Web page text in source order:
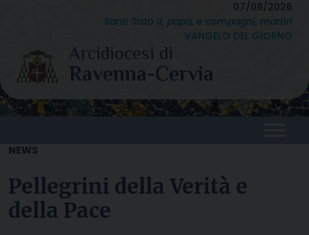
content
07/08/2026
Santi Sisto II, papa, e compagni, martiri
VANGELO DEL GIORNO
NEWS
Pellegrini della Verità e
della Pace